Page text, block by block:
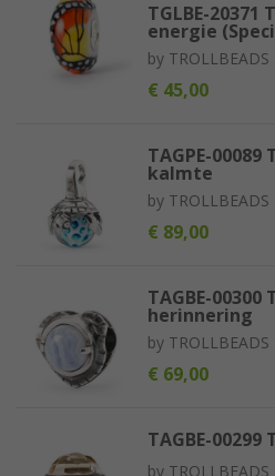
TGLBE-
energie
by TROLLBEADS
€ 45,00
TAGPE-
kalmte
by TROLLBEADS
€ 89,00
TAGBE-
herinnering
by TROLLBEADS
€ 69,00
TAGBE-
by TROLLBEADS